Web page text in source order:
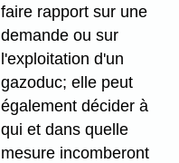
faire rapport sur une
demande ou sur
l'exploitation d'un
gazoduc; elle peut
également décider à
qui et dans quelle
mesure incomberont